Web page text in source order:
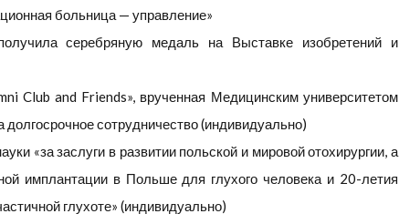
больница — управление»
серебряную медаль на Выставке изобретений и
Club and Friends», врученная Медицинским университетом
сотрудничество (индивидуально)
«за заслуги в развитии польской и мировой отохирургии, а
имплантации в Польше для глухого человека и 20-летия
глухоте» (индивидуально)